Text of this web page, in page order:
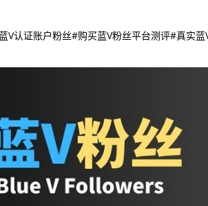
V认证账户粉丝#购买蓝V粉丝平台测评#真实蓝